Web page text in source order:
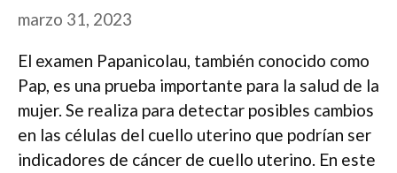
marzo 31, 2023
El examen Papanicolau, también conocido como
Pap, es una prueba importante para la salud de la
mujer. Se realiza para detectar posibles cambios
en las células del cuello uterino que podrían ser
indicadores de cáncer de cuello uterino. En este